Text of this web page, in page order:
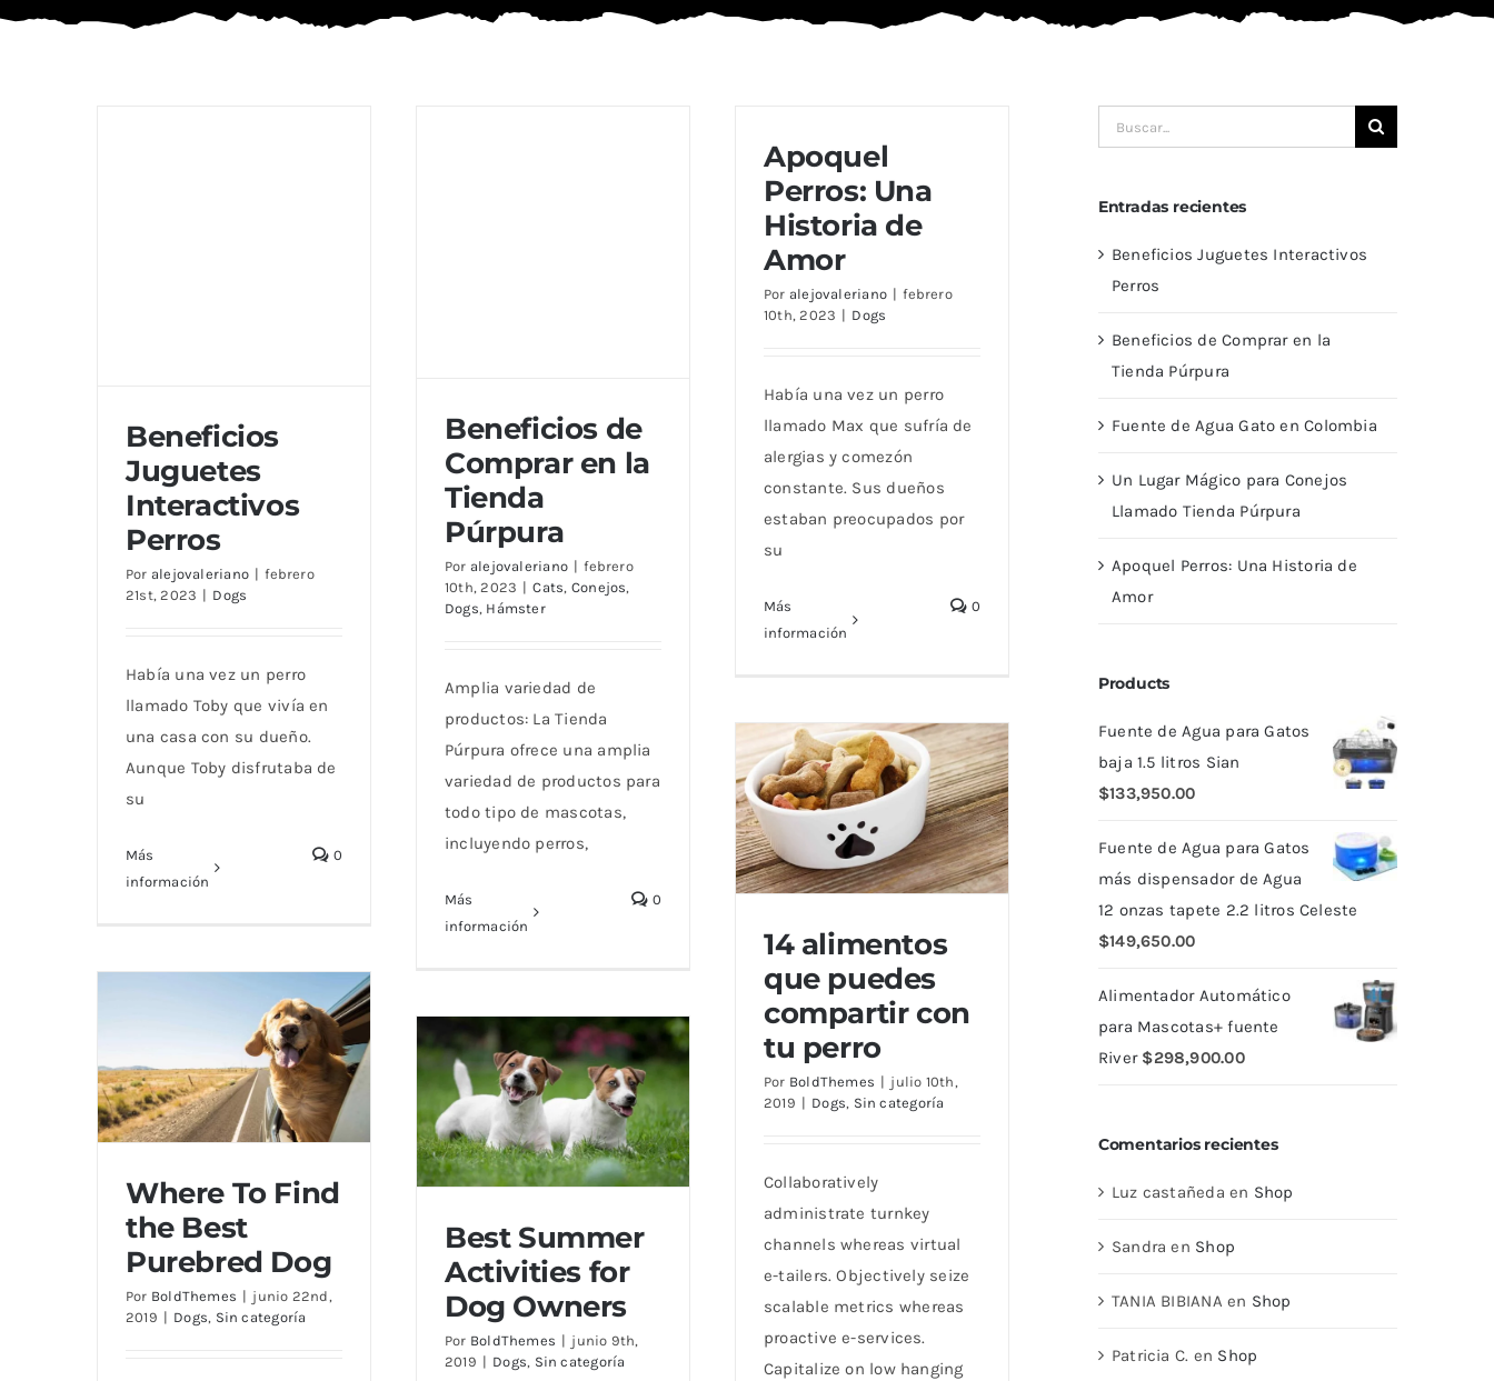
Beneficios Juguetes
Interactivos Perros
Beneficios
Juguetes
Interactivos
Perros
Por alejovaleriano | febrero
21st, 2023 | Dogs
Había una vez un perro
llamado Toby que vivía en
una casa con su dueño.
Aunque Toby disfrutaba de
su
Más
información
0
Beneficios de Comprar en
la Tienda Púrpura
Beneficios de
Comprar en la
Tienda
Púrpura
Por alejovaleriano | febrero
10th, 2023 | Cats, Conejos,
Dogs, Hámster
Amplia variedad de
productos: La Tienda
Púrpura ofrece una amplia
variedad de productos para
todo tipo de mascotas,
incluyendo perros,
Más
información
0
Apoquel
Perros: Una
Historia de
Amor
Por alejovaleriano | febrero
10th, 2023 | Dogs
Había una vez un perro
llamado Max que sufría de
alergias y comezón
constante. Sus dueños
estaban preocupados por
su
Más
información
0
14 alimentos que puedes
compartir con tu perro
14 alimentos
que puedes
compartir con
tu perro
Por BoldThemes | julio 10th,
2019 | Dogs, Sin categoría
Collaboratively
administrate turnkey
channels whereas virtual
e-tailers. Objectively seize
scalable metrics whereas
proactive e-services.
Capitalize on low hanging
Where To Find the Best
Purebred Dog
Where To Find
the Best
Purebred Dog
Por BoldThemes | junio 22nd,
2019 | Dogs, Sin categoría
Best Summer Activities
for Dog Owners
Best Summer
Activities for
Dog Owners
Por BoldThemes | junio 9th,
2019 | Dogs, Sin categoría
Buscar:
Entradas recientes
Beneficios Juguetes Interactivos
Perros
Beneficios de Comprar en la
Tienda Púrpura
Fuente de Agua Gato en Colombia
Un Lugar Mágico para Conejos
Llamado Tienda Púrpura
Apoquel Perros: Una Historia de
Amor
Products
Fuente de Agua para Gatos
baja 1.5 litros Sian
$133,950.00
Fuente de Agua para Gatos
más dispensador de Agua
12 onzas tapete 2.2 litros Celeste
$149,650.00
Alimentador Automático
para Mascotas+ fuente
River $298,900.00
Comentarios recientes
Luz castañeda en Shop
Sandra en Shop
TANIA BIBIANA en Shop
Patricia C. en Shop